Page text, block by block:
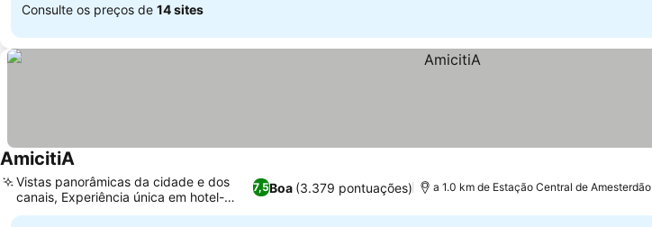
Consulte os preços de 14 sites
AmicitiA
7,5Boa (3.379 pontuações)
Vistas panorâmicas da cidade e dos
canais, Experiência única em hotel-
barco
a 1.0 km de Estação Central de Amesterdão